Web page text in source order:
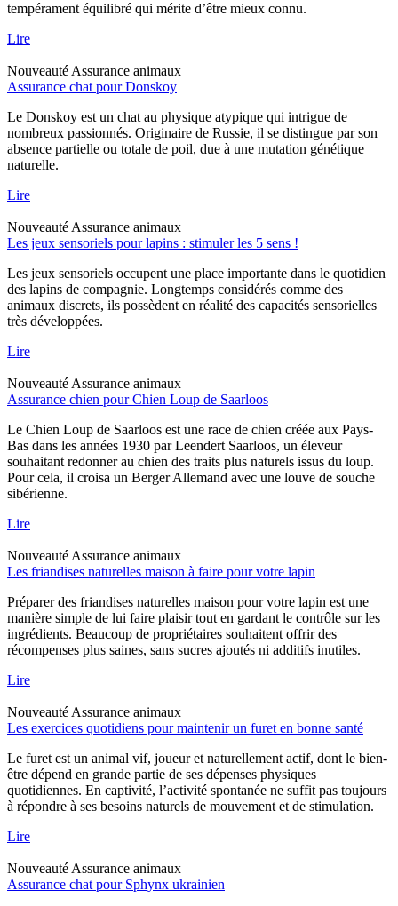
tempérament équilibré qui mérite d’être mieux connu.
Lire
Nouveauté Assurance animaux
Assurance chat pour Donskoy
Le Donskoy est un chat au physique atypique qui intrigue de
nombreux passionnés. Originaire de Russie, il se distingue par son
absence partielle ou totale de poil, due à une mutation génétique
naturelle.
Lire
Nouveauté Assurance animaux
Les jeux sensoriels pour lapins : stimuler les 5 sens !
Les jeux sensoriels occupent une place importante dans le quotidien
des lapins de compagnie. Longtemps considérés comme des
animaux discrets, ils possèdent en réalité des capacités sensorielles
très développées.
Lire
Nouveauté Assurance animaux
Assurance chien pour Chien Loup de Saarloos
Le Chien Loup de Saarloos est une race de chien créée aux Pays-
Bas dans les années 1930 par Leendert Saarloos, un éleveur
souhaitant redonner au chien des traits plus naturels issus du loup.
Pour cela, il croisa un Berger Allemand avec une louve de souche
sibérienne.
Lire
Nouveauté Assurance animaux
Les friandises naturelles maison à faire pour votre lapin
Préparer des friandises naturelles maison pour votre lapin est une
manière simple de lui faire plaisir tout en gardant le contrôle sur les
ingrédients. Beaucoup de propriétaires souhaitent offrir des
récompenses plus saines, sans sucres ajoutés ni additifs inutiles.
Lire
Nouveauté Assurance animaux
Les exercices quotidiens pour maintenir un furet en bonne santé
Le furet est un animal vif, joueur et naturellement actif, dont le bien-
être dépend en grande partie de ses dépenses physiques
quotidiennes. En captivité, l’activité spontanée ne suffit pas toujours
à répondre à ses besoins naturels de mouvement et de stimulation.
Lire
Nouveauté Assurance animaux
Assurance chat pour Sphynx ukrainien